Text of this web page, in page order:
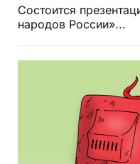
Состоится
народов России»...